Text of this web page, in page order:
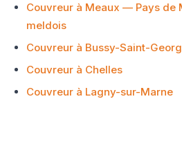
Couvreur à Meaux — Pays de
meldois
Couvreur à Bussy-Saint-
Couvreur à Chelles
Couvreur à Lagny-sur-Marne